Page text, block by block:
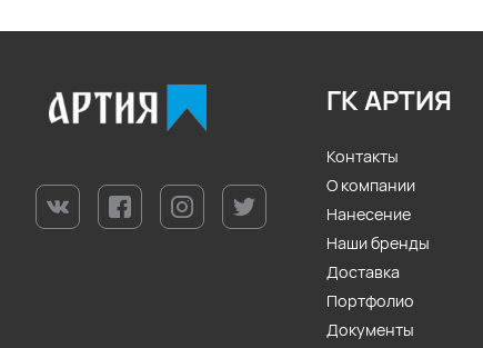
ГК АРТИЯ
Контакты
О компании
Нанесение
Наши бренды
Доставка
Портфолио
Документы